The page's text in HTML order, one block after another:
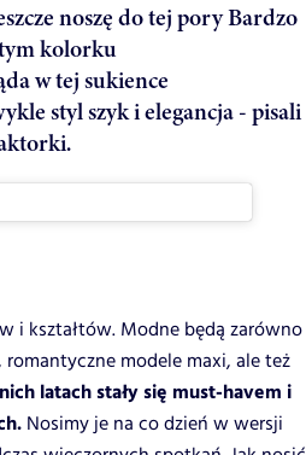
noszę do tej pory Bardzo
kolorku
w tej sukience
styl szyk i elegancja - pisali
i kształtów. Modne będą zarówno
romantyczne modele maxi, ale też
latach stały się must-havem i
Nosimy je na co dzień w wersji